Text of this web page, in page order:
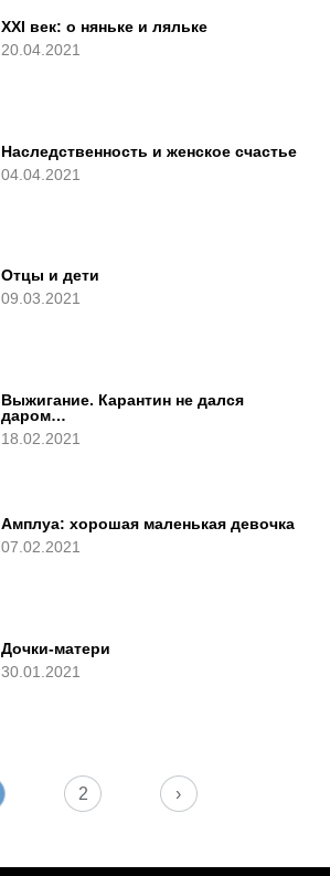
XXI век: о няньке и ляльке
20.04.2021
Наследственность и женское счастье
04.04.2021
Отцы и дети
09.03.2021
Выжигание. Карантин не дался
даром…
18.02.2021
Амплуа: хорошая маленькая девочка
07.02.2021
Дочки-матери
30.01.2021
2 ›